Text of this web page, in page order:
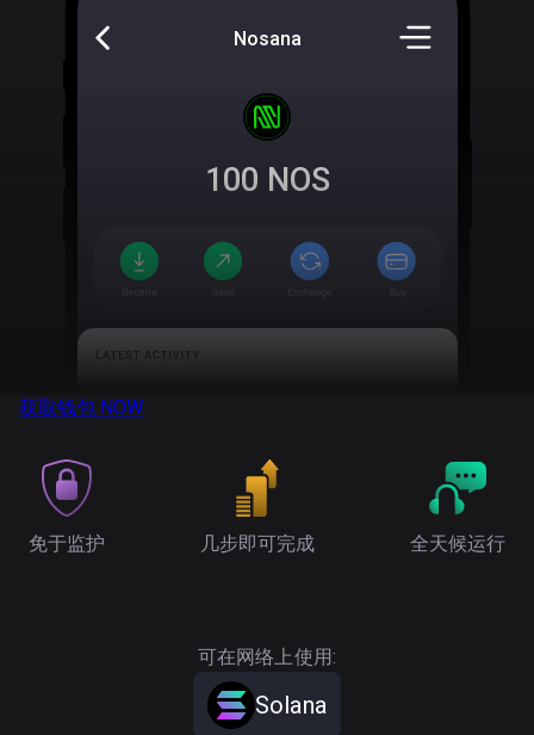
Nosana
100 NOS
获取钱包 NOW
免于监护 几步即可完成 全天候运行
可在网络上使用:
Solana